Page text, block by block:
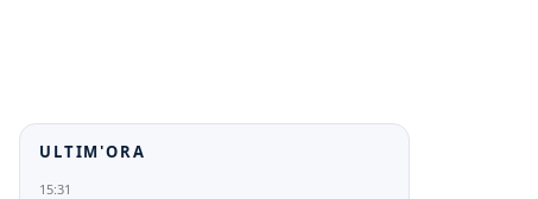
ULTIM'ORA
15:31